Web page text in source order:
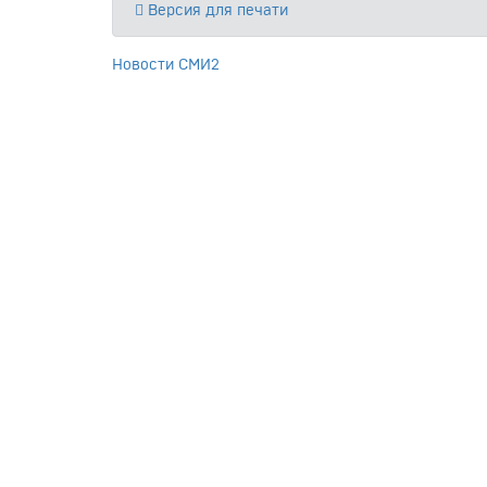
Версия для печати
Новости СМИ2